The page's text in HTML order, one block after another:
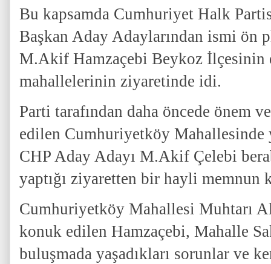
Bu kapsamda Cumhuriyet Halk
Başkan Aday Adaylarından ismi ön
M.Akif Hamzaçebi Beykoz İlçesinin
mahallelerinin ziyaretinde idi.
Parti tarafından daha öncede önem
edilen Cumhuriyetköy Mahallesinde
CHP Aday Adayı M.Akif Çelebi
yaptığı ziyaretten bir hayli memnun
Cumhuriyetköy Mahallesi Muhtarı
konuk edilen Hamzaçebi, Mahalle
buluşmada yaşadıkları sorunlar ve